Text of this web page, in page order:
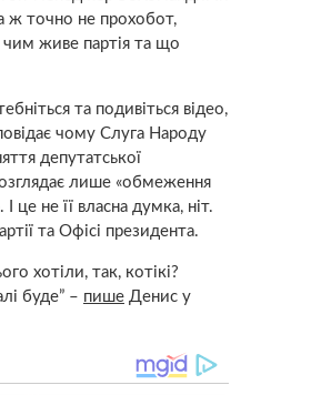
ж точно не прохобот,
чим живе партія та що
та подивіться відео,
чому Слуга Народу
депутатської
лише «обмеження
І це не її власна думка, ніт.
та Офісі президента.
хотіли, так, котікі?
буде” – пишеДенис у